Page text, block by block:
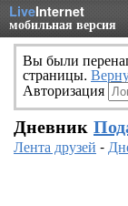
LiveInternet
мобильная версия
Вы были
страницы.
Авторизация
Дневник
Лента друзей -